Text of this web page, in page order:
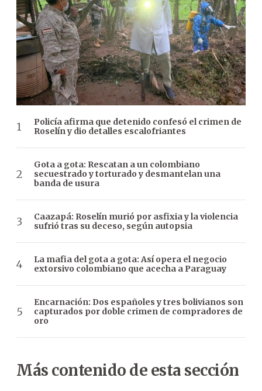
Policía afirma que detenido confesó el crimen de
Roselín y dio detalles escalofriantes
Gota a gota: Rescatan a un colombiano
secuestrado y torturado y desmantelan una
banda de usura
Caazapá: Roselín murió por asfixia y la violencia
sufrió tras su deceso, según autopsia
La mafia del gota a gota: Así opera el negocio
extorsivo colombiano que acecha a Paraguay
Encarnación: Dos españoles y tres bolivianos son
capturados por doble crimen de compradores de
oro
Más contenido de esta sección